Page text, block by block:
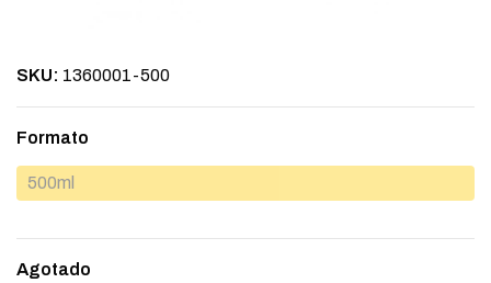
SKU: 1360001-500
Formato
500ml
Agotado